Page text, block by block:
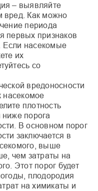
– выявляйте
вред. Как можно
периода
первых признаков
Если насекомые
их
со
вредоносности
насекомое
плотность
порога
В основном порог
заключается в
выше
чем затраты на
Этот порог будет
плодородия
на химикаты и